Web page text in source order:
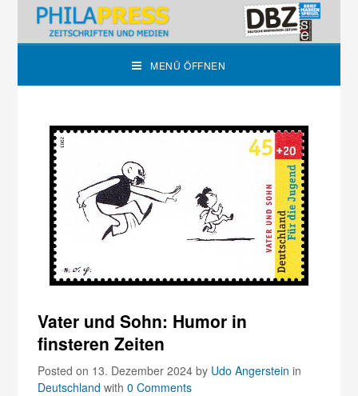
MENÜ ÖFFNEN
Vater und Sohn: Humor in
finsteren Zeiten
Posted on 13. Dezember 2024by Udo Angerstein in
Deutschland with0 Comments